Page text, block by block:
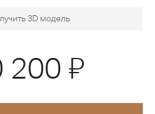
3D модель
200 Я